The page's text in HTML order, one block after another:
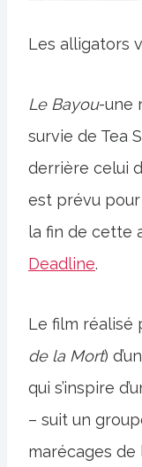
Les alligators
Le Bayou-une
survie de Tea
derrière celui
est prévu
la fin de cette
Deadline.
Le film réalisé
de la Mort)
qui s’inspire
– suit un
marécages de